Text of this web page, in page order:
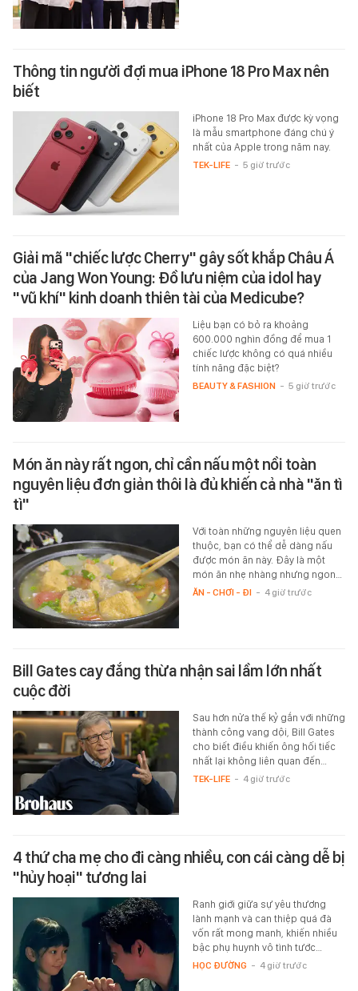
Thông tin người đợi mua iPhone 18 Pro Max nên
biết
iPhone 18 Pro Max được kỳ vọng
là mẫu smartphone đáng chú ý
nhất của Apple trong năm nay.
TEK-LIFE - 5 giờ trước
Giải mã "chiếc lược Cherry" gây sốt khắp Châu Á
của Jang Won Young: Đồ lưu niệm của idol hay
"vũ khí" kinh doanh thiên tài của Medicube?
Liệu bạn có bỏ ra khoảng
600.000 nghìn đồng để mua 1
chiếc lược không có quá nhiều
tính năng đặc biệt?
BEAUTY & FASHION - 5 giờ trước
Món ăn này rất ngon, chỉ cần nấu một nồi toàn
nguyên liệu đơn giản thôi là đủ khiến cả nhà "ăn tì
tì"
Với toàn những nguyên liệu quen
thuộc, bạn có thể dễ dàng nấu
được món ăn này. Đây là một
món ăn nhẹ nhàng nhưng ngon…
ĂN - CHƠI - ĐI - 4 giờ trước
Bill Gates cay đắng thừa nhận sai lầm lớn nhất
cuộc đời
Sau hơn nửa thế kỷ gắn với những
thành công vang dội, Bill Gates
cho biết điều khiến ông hối tiếc
nhất lại không liên quan đến…
TEK-LIFE - 4 giờ trước
4 thứ cha mẹ cho đi càng nhiều, con cái càng dễ bị
"hủy hoại" tương lai
Ranh giới giữa sự yêu thương
lành mạnh và can thiệp quá đà
vốn rất mong manh, khiến nhiều
bậc phụ huynh vô tình tước…
HỌC ĐƯỜNG - 4 giờ trước